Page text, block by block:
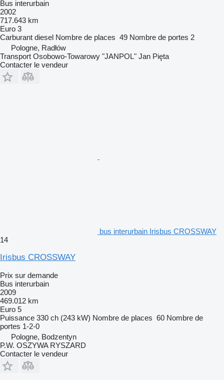
Bus interurbain
2002
717.643 km
Euro 3
Carburant diesel Nombre de places 49 Nombre de portes 2
Pologne, Radłów
Transport Osobowo-Towarowy "JANPOL" Jan Pięta
Contacter le vendeur
bus interurbain Irisbus CROSSWAY
14
Irisbus CROSSWAY
Prix sur demande
Bus interurbain
2009
469.012 km
Euro 5
Puissance 330 ch (243 kW) Nombre de places 60 Nombre de
portes 1-2-0
Pologne, Bodzentyn
P.W. OSZYWA RYSZARD
Contacter le vendeur